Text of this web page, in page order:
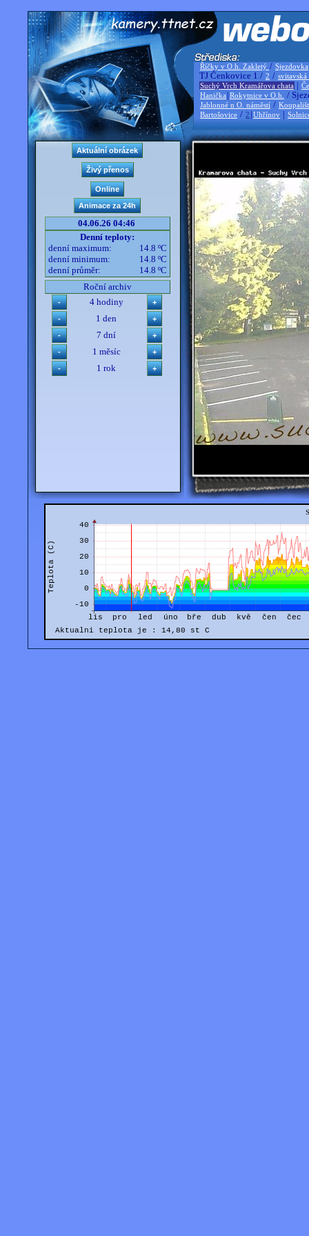
Říčky v O.h. Zakletý / Sjezdovka
TJ Čenkovice 1 / 2 / svitavská
Suchý Vrch Kramářova chata |
Hanička |Rokytnice v O.h. /
Jablonné n O. náměstí /
Bartošovice / 2 |Uhřínov |
04.06.26 04:46
Denní teploty:
denní maximum:
14.8 ºC
denní minimum:
14.8 ºC
denní průměr:
14.8 ºC
Roční archiv
4 hodiny
1 den
7 dní
1 měsíc
1 rok